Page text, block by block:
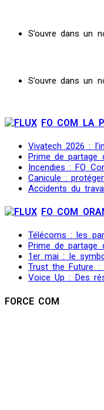
S’ouvre dans un
S’ouvre dans un
FO COM LA
Vivatech 2026 :
Prime de partage
Incendies : FO
Canicule :
Accidents du
FO COM
Télécoms : les
Prime de
1er mai : le
Trust the Future :
Voice Up : Des
FORCE COM